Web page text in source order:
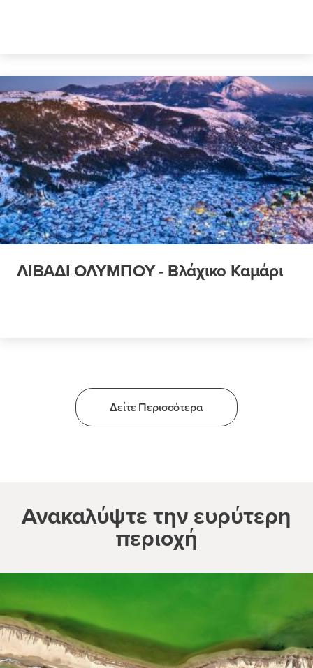
ΛΙΒΑΔΙ ΟΛΥΜΠΟΥ - Βλάχικο Καμάρι
Δείτε Περισσότερα
Ανακαλύψτε την ευρύτερη
περιοχή